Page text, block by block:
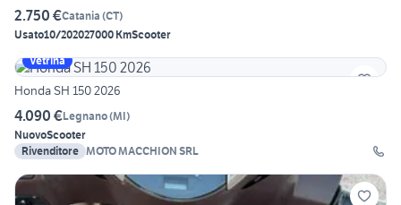
2.750 €Catania (CT)
Usato10/202027000 KmScooter
Vetrina
Honda SH 150 2026
4.090 €Legnano(MI)
NuovoScooter
Rivenditore MOTO MACCHION SRL